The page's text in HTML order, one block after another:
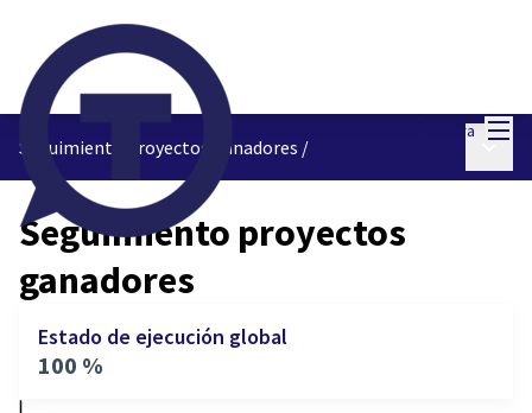
Entra
Seguimiento proyectos ganadores /
Seguimiento proyectos
ganadores
Estado de ejecución global
100 %